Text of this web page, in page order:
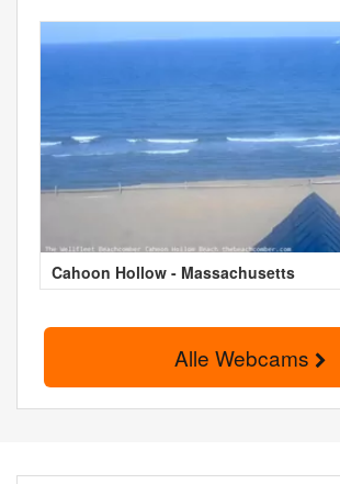
Cahoon Hollow - Massachusetts
Alle Webcams